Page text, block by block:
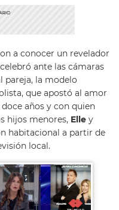
a conocer un revelador
ante las cámaras
pareja, la modelo
que apostó al amor
años y con quien
hijos menores, Elle y
habitacional a partir de
local.